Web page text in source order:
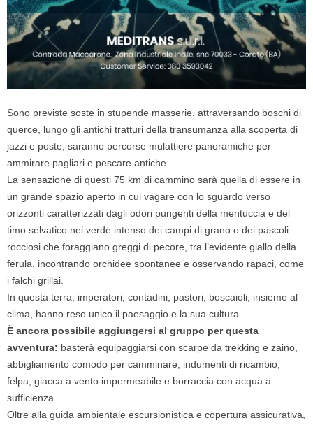
Sono previste soste in stupende masserie, attraversando boschi di
querce, lungo gli antichi tratturi della transumanza alla scoperta di
jazzi e poste, saranno percorse mulattiere panoramiche per
ammirare pagliari e pescare antiche.
La sensazione di questi 75 km di cammino sarà quella di essere in
un grande spazio aperto in cui vagare con lo sguardo verso
orizzonti caratterizzati dagli odori pungenti della mentuccia e del
timo selvatico nel verde intenso dei campi di grano o dei pascoli
rocciosi che foraggiano greggi di pecore, tra l’evidente giallo della
ferula, incontrando orchidee spontanee e osservando rapaci, come
i falchi grillai.
In questa terra, imperatori, contadini, pastori, boscaioli, insieme al
clima, hanno reso unico il paesaggio e la sua cultura.
È ancora possibile aggiungersi al gruppo per questa
avventura: basterà equipaggiarsi con scarpe da trekking e zaino,
abbigliamento comodo per camminare, indumenti di ricambio,
felpa, giacca a vento impermeabile e borraccia con acqua a
sufficienza.
Oltre alla guida ambientale escursionistica e copertura assicurativa,